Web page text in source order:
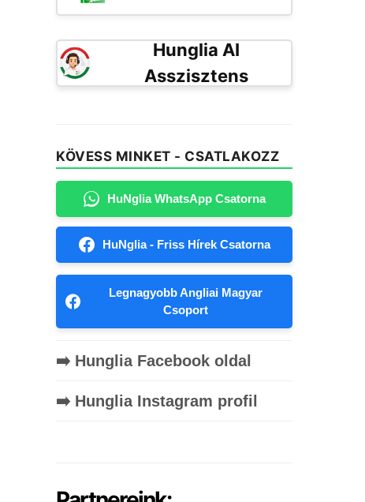
Hunglia AI
Asszisztens
KÖVESS MINKET - CSATLAKOZZ
HuNglia WhatsApp Csatorna
HuNglia - Friss Hírek Csatorna
Legnagyobb Angliai Magyar
Csoport
➡️ Hunglia Facebook oldal
➡️ Hunglia Instagram profil